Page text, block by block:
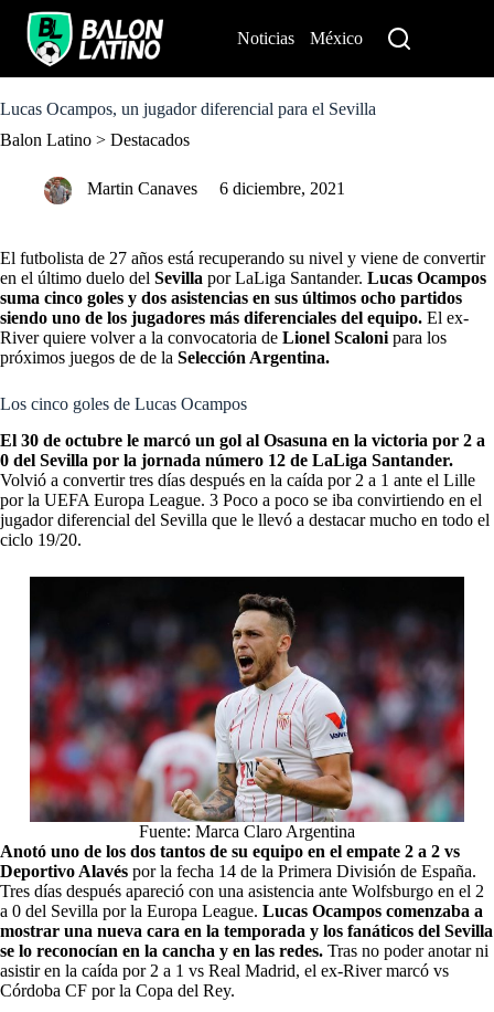
o
o
Noticias México
Lucas Ocampos, un jugador diferencial para el Sevilla
Balon Latino > Destacados
Martin Canaves 6 diciembre, 2021
El futbolista de 27 años está recuperando su nivel y viene de convertir
en el último duelo del Sevilla por LaLiga Santander. Lucas Ocampos
suma cinco goles y dos asistencias en sus últimos ocho partidos
siendo uno de los jugadores más diferenciales del equipo. El ex-
River quiere volver a la convocatoria de Lionel Scaloni para los
próximos juegos de de la Selección Argentina.
Los cinco goles de Lucas Ocampos
El 30 de octubre le marcó un gol al Osasuna en la victoria por 2 a
0 del Sevilla por la jornada número 12 de LaLiga Santander.
Volvió a convertir tres días después en la caída por 2 a 1 ante el Lille
por la UEFA Europa League. 3 Poco a poco se iba convirtiendo en el
jugador diferencial del Sevilla que le llevó a destacar mucho en todo el
ciclo 19/20.
Fuente: Marca Claro Argentina
Anotó uno de los dos tantos de su equipo en el empate 2 a 2 vs
Deportivo Alavés por la fecha 14 de la Primera División de España.
Tres días después apareció con una asistencia ante Wolfsburgo en el 2
a 0 del Sevilla por la Europa League. Lucas Ocampos comenzaba a
mostrar una nueva cara en la temporada y los fanáticos del Sevilla
se lo reconocían en la cancha y en las redes. Tras no poder anotar ni
asistir en la caída por 2 a 1 vs Real Madrid, el ex-River marcó vs
Córdoba CF por la Copa del Rey.